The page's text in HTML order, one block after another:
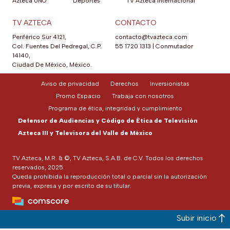
TV AZTECA
Periférico Sur 4121,
Col. Fuentes Del Pedregal, C.P.
14140,
Ciudad De México, México.
CONTACTO
contacto@tvazteca.com
55 1720 1313
Conmutador
TV Azteca, M.R. & ©, TV Azteca, S.A.B. de C.V. Todos los derechos
reservados, 2025.
Queda prohibida la reproducción total o parcial sin la autorización
previa, expresa y por escrito de su titular.
Aviso de privacidad Derechos
Inversionistas
Promo Espacio
Trabaja con nosotros
Programa de ética, integridad y cumplimiento
Defensor de Audiencias y Código de Ética de Televisión
Azteca III y Televisora del Valle de México
Subir inicio